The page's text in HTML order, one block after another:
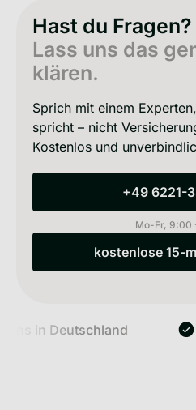
Hast du Fragen?
Lass uns das
klären.
Sprich mit einem
spricht – nicht
Kostenlos und
+49 6221-
Mo-Fr, 9:00
kostenlose 15-
in Deutschland